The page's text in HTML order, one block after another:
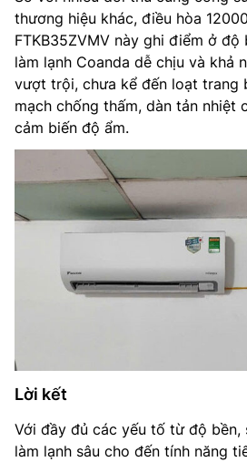
thương hiệu khác, điều hòa
FTKB35ZVMV này ghi điểm ở độ
làm lạnh Coanda dễ chịu và khả
vượt trội, chưa kể đến loạt trang
mạch chống thấm, dàn tản nhiệt
cảm biến độ ẩm.
Lời kết
Với đầy đủ các yếu tố từ độ bền,
làm lạnh sâu cho đến tính năng